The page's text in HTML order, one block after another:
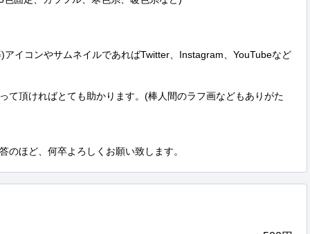
イコンやサムネイルであればTwitter、Instagram、YouTubeなど
て頂ければとても助かります。(棒人間のラフ画などもありがた
のほど、何卒よろしくお願い致します。